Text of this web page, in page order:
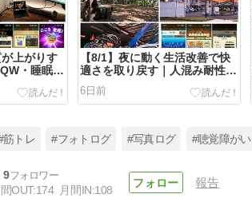
が上がりす
・睡眠・
だった
【8/1】夜に動く生活改善で快
適さを取り戻す｜人混み耐性と
DQWが導いた１日
6日前
筋トレ #フォトログ #写真ログ #聴覚障がい
9
OUT:174 月間IN:108
報告